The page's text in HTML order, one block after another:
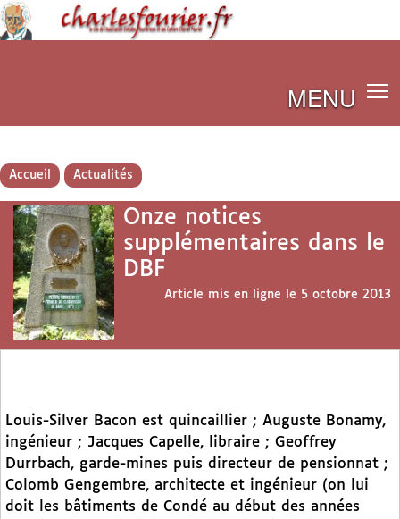
MENU
Accueil Actualités
Onze notices
supplémentaires dans le
DBF
Article mis en ligne le 5 octobre 2013
Louis-Silver Bacon est quincaillier ; Auguste Bonamy,
ingénieur ; Jacques Capelle, libraire ; Geoffrey
Durrbach, garde-mines puis directeur de pensionnat ;
Colomb Gengembre, architecte et ingénieur (on lui
doit les bâtiments de Condé au début des années